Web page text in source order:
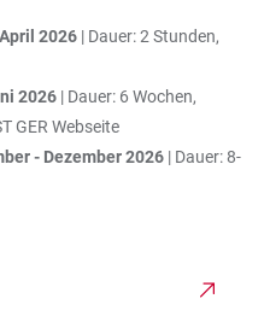
2026 | Dauer: 2 Stunden,
2026 | Dauer: 6 Wochen,
GER Webseite
- Dezember 2026 | Dauer: 8-